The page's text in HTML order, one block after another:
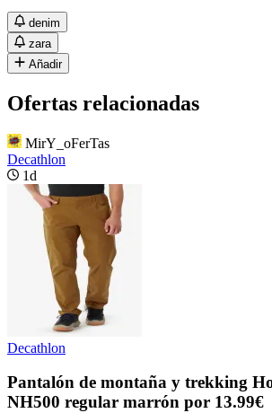
denim
zara
Añadir
Ofertas relacionadas
MirY_oFerTas
Decathlon
1d
Decathlon
Pantalón de montaña y trekking
NH500 regular marrón por 13.99€